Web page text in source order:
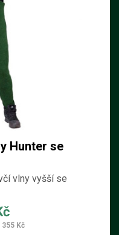
Hunter se
vlny vyšší se
355 Kč